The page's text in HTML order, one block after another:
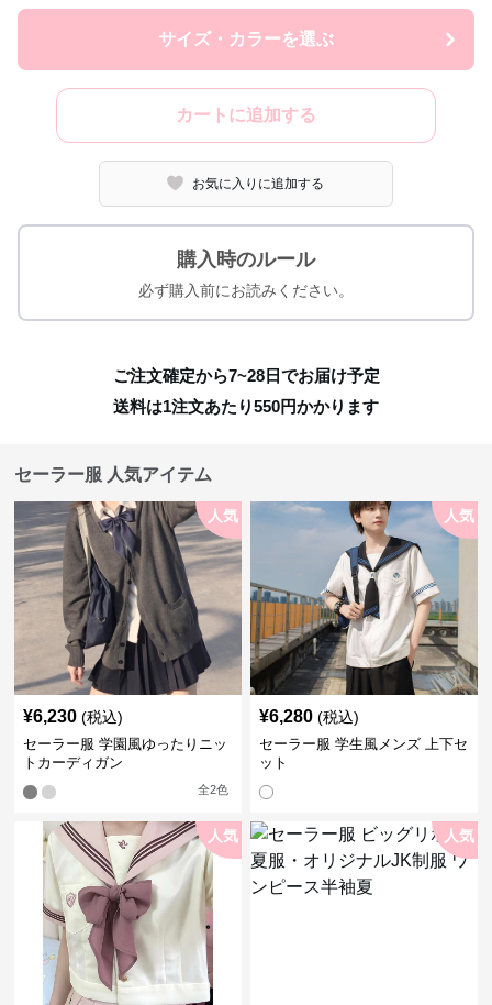
サイズ・カラーを選ぶ
カートに追加する
お気に入りに追加する
購入時のルール
必ず購入前にお読みください。
ご注文確定から7~28日でお届け予定
送料は1注文あたり550円かかります
セーラー服 人気アイテム
人気
¥6,230 (税込)
セーラー服 学園風ゆったりニッ
トカーディガン
全2色
人気
¥6,280 (税込)
セーラー服 学生風メンズ 上下セ
ット
人気 人気